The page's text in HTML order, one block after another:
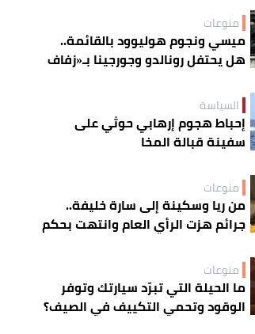
منوعات
ميسي ونجوم هوليوود بالقائمة..
هل يحتفل رونالدو وجورجينا بـ«زفاف
السياسة
إحباط هجوم إرهابي حوثي على
سفينة قبالة المخا
منوعات
من ريا وسكينة إلى سارة خليفة..
جرائم هزت الرأي العام وانتهت بحكم
منوعات
ما الحيلة التي تبرّد سيارتك وتوفر
الوقود وتحمي التكييف في الصيف؟